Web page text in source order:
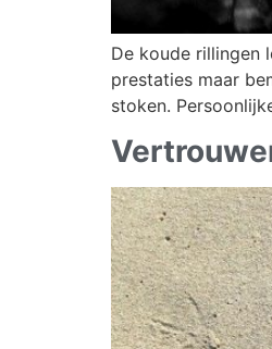
De koude rillingen
prestaties maar
stoken.